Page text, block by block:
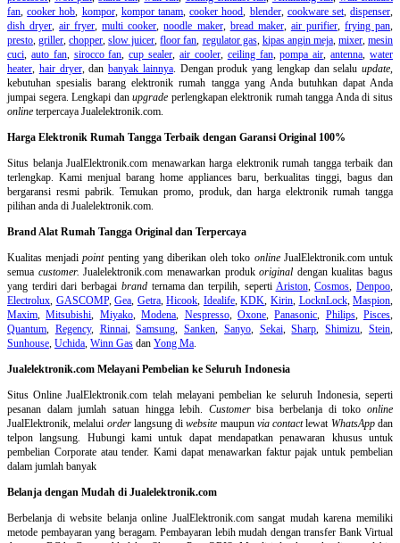
fan,cooker hob, kompor, kompor tanam,cooker hood, blender, cookware set,dispenser,
dish dryer,air fryer,multi cooker,noodle maker, bread maker, air purifier, frying pan,
presto,griller,chopper,slow juicer,floor fan, regulator gas, kipas angin meja, mixer,mesin
cuci, auto fan, sirocco fan,cup sealer,air cooler, ceiling fan,pompa air,antenna,water
heater, hair dryer, dan banyak lainnya. Dengan produk yang lengkap dan selalu update,
kebutuhan spesialis barang elektronik rumah tangga yang Anda butuhkan dapat Anda
jumpai segera. Lengkapi danupgrade perlengkapan elektronik rumah tangga Anda di situs
online terpercaya Jualelektronik.com.
Harga Elektronik Rumah Tangga Terbaik dengan Garansi Original 100%
Situs belanjaJualElektronik.com menawarkan harga elektronik rumah tangga terbaik dan
terlengkap. Kami menjual barang home appliances baru, berkualitas tinggi, bagus dan
bergaransi resmi pabrik. Temukan promo, produk, dan harga elektronik rumah tangga
pilihan anda di Jualelektronik.com.
Brand Alat Rumah Tangga Original dan Terpercaya
Kualitas menjadipointpenting yang diberikan oleh toko onlineJualElektronik.com untuk
semua customer. Jualelektronik.com menawarkan produkoriginal dengan kualitas bagus
yang terdiri dari berbagai brandternama dan terpilih, seperti Ariston,Cosmos,Denpoo,
Electrolux, GASCOMP,Gea, Getra,Hicook, Idealife,KDK, Kirin, LocknLock,Maspion,
Maxim,Mitsubishi, Miyako,Modena, Nespresso, Oxone,Panasonic, Philips, Pisces,
Quantum, Regency, Rinnai,Samsung,Sanken, Sanyo, Sekai,Sharp,Shimizu,Stein,
Sunhouse, Uchida, Winn Gas dan Yong Ma.
Jualelektronik.com Melayani Pembelian ke Seluruh Indonesia
Situs Online JualElektronik.com telah melayani pembelian ke seluruh Indonesia, seperti
pesanan dalam jumlah satuan hingga lebih. Customerbisa berbelanja di tokoonline
JualElektronik, melalui orderlangsung diwebsite maupun via contactlewat WhatsAppdan
telpon langsung. Hubungi kami untuk dapat mendapatkan penawaran khusus untuk
pembelian Corporate atau tender. Kami dapat menawarkan faktur pajak untuk pembelian
dalam jumlah banyak
Belanja dengan Mudah di Jualelektronik.com
Berbelanja diwebsite belanja online JualElektronik.com sangat mudah karena memiliki
metode pembayaran yang beragam. Pembayaran lebih mudah dengan transfer Bank Virtual